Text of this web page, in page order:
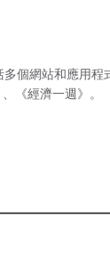
個網站和應用程
《經濟一週》 。